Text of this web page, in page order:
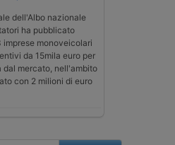
dell'Albo nazionale
ha pubblicato
monoveicolari
da 15mila euro per
mercato, nell'ambito
con 2 milioni di euro